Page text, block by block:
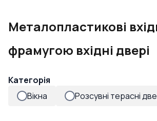
Металопластикові
фрамугою вхідні двері
Категорія
Вікна
Розсувні терасні